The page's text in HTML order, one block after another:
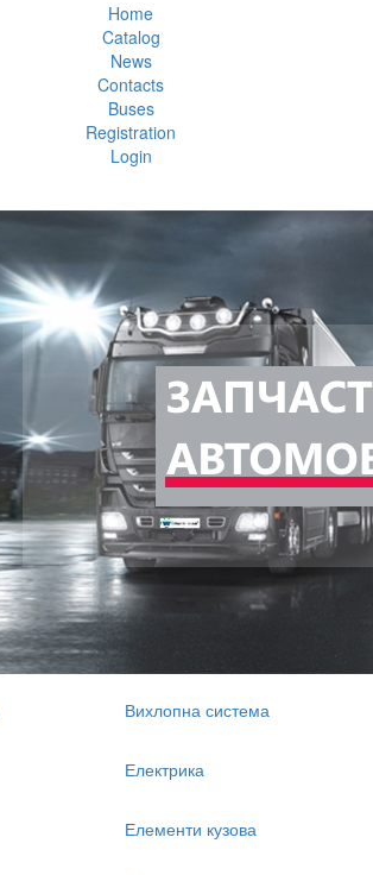
Home
Catalog
News
Contacts
Buses
Registration
Login
Вихлопна система
Електрика
Елементи кузова